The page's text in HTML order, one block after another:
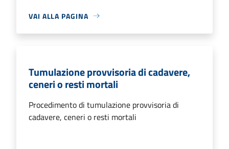
VAI ALLA PAGINA
Tumulazione provvisoria di cadavere,
ceneri o resti mortali
Procedimento di tumulazione provvisoria di
cadavere, ceneri o resti mortali